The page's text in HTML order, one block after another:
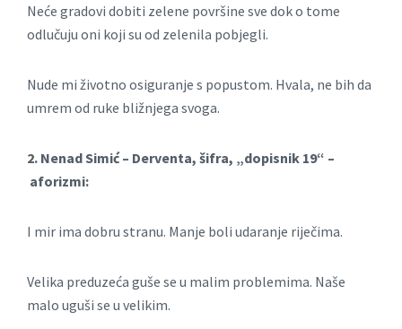
Neće gradovi dobiti zelene površine sve dok o tome
odlučuju oni koji su od zelenila pobjegli.
Nude mi životno osiguranje s popustom. Hvala, ne bih da
umrem od ruke bližnjega svoga.
2. Nenad Simić – Derventa, šifra, „dopisnik 19“ –
aforizmi:
I mir ima dobru stranu. Manje boli udaranje riječima.
Velika preduzeća guše se u malim problemima. Naše
malo uguši se u velikim.